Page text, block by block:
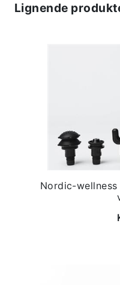
Lignende
Nordic-wellness